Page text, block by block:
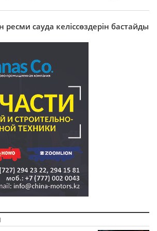
сауда келіссөздерін бастайды